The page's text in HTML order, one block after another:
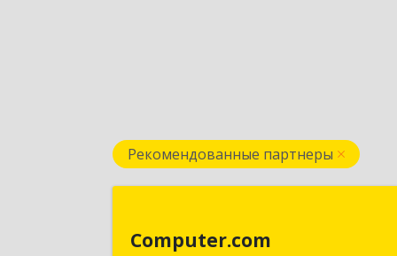
Рекомендованные партнеры
Computer.com